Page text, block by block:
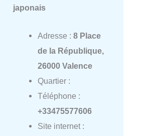
japonais
Adresse : 8 Place
de la République,
26000 Valence
Quartier :
Téléphone :
+33475577606
Site internet :